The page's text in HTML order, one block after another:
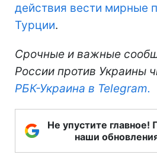
действия вести мирные
Турции.
Срочные и важные
России против Украины
РБК-Украина в Telegram.
Не упустите главное!
наши